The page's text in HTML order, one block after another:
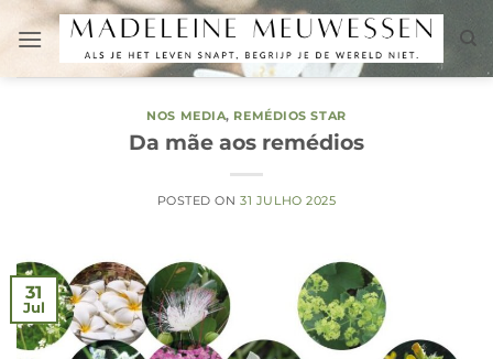
content
NOS MEDIA, REMÉDIOS STAR
Da mãe aos remédios
POSTED ON31 JULHO 2025
31
Jul